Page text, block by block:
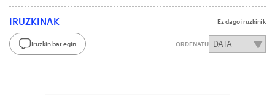
IRUZKINAK Ez dago iruzkinik
Iruzkin bat egin ORDENATU